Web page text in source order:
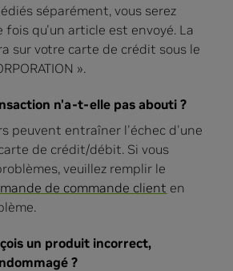
séparément, vous serez
fois qu'un article est envoyé. La
sur votre carte de crédit sous le
».
n'a-t-elle pas abouti ?
peuvent entraîner l'échec d'une
de crédit/débit. Si vous
veuillez remplir le
de commande client en
un produit incorrect,
?